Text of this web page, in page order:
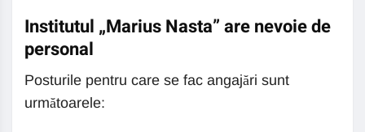
Institutul „Marius Nasta” are nevoie de
personal
Posturile pentru care se fac angajări sunt
următoarele: